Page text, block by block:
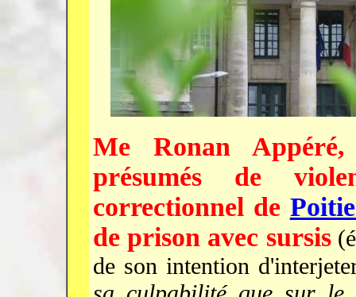
Me Ronan
présumés de
correctionnel de
de prison avec sursis
de son intention